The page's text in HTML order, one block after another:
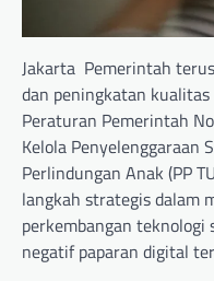
Jakarta  Pemerintah
dan peningkatan
Peraturan Pemerintah
Kelola Penyelenggaraan
Perlindungan Anak (PP
langkah strategis dalam
perkembangan teknologi
negatif paparan digital